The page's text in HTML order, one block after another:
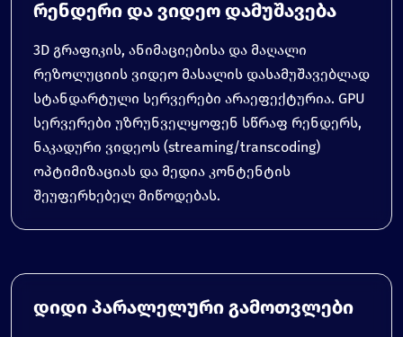
რენდერი და ვიდეო დამუშავება
3D გრაფიკის, ანიმაციებისა და მაღალი
რეზოლუციის ვიდეო მასალის დასამუშავებლად
სტანდარტული სერვერები არაეფექტურია. GPU
სერვერები უზრუნველყოფენ სწრაფ რენდერს,
ნაკადური ვიდეოს (streaming/transcoding)
ოპტიმიზაციას და მედია კონტენტის
შეუფერხებელ მიწოდებას.
დიდი პარალელური გამოთვლები